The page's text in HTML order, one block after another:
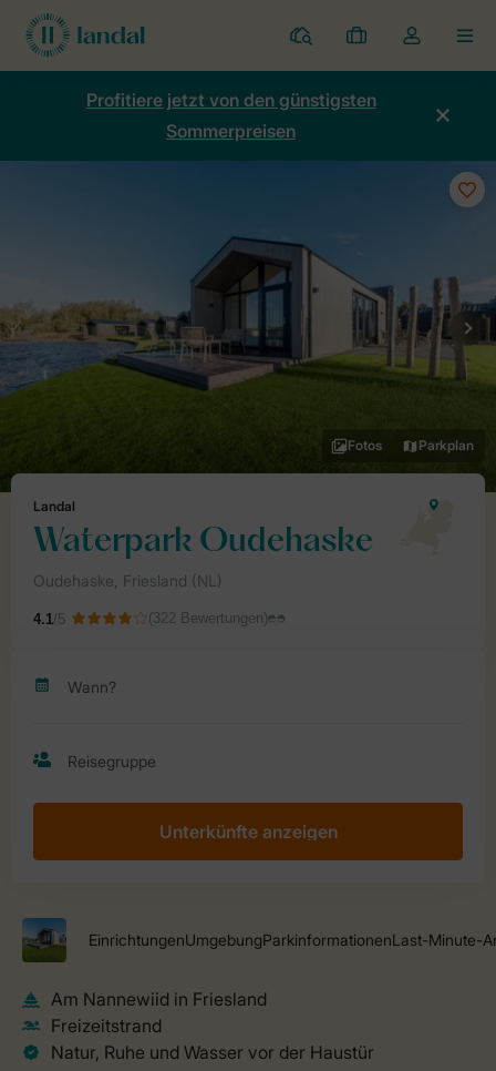
Ferienparks
Meine
Buchungen
Dropdown-
Menü
Kontos
Profitiere jetzt von den günstigsten
Sommerpreisen
Unterkünfte anzeigen